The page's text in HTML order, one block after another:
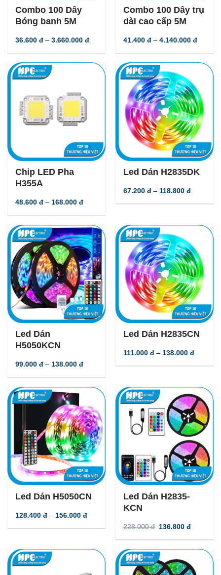
-45%
Combo 100 Dây
Bóng banh 5M
36.600đ – 3.660.000đKhoảng
từ
đến
3.660.000 đ
-45%
Combo 100 Dây trụ
dài cao cấp 5M
41.400đ – 4.140.000đKhoảng
từ
đến
-40%
Chip LED Pha
H355A
48.600đ – 168.000đKhoảng
từ
đến
168.000 đ
-40%
Led Dán H2835DK
67.200đ – 118.800đKhoảng
từ
-40%
Led Dán
H5050KCN
99.000đ – 138.000đKhoảng
từ
đến
138.000 đ
-40%
Led Dán H2835CN
111.000đ – 138.000đKhoảng
từ
-40%
Led Dán H5050CN
128.400đ – 156.000đKhoảng
từ
-40%
Led Dán H2835-
KCN
228.000đ Giá
là:
136.800đGiá
tại
136.800